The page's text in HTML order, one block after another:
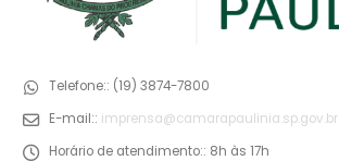
Telefone:: (19) 3874-7800
E-mail:: imprensa@camarapaulinia.sp.gov.br
Horário de atendimento:: 8h às 17h